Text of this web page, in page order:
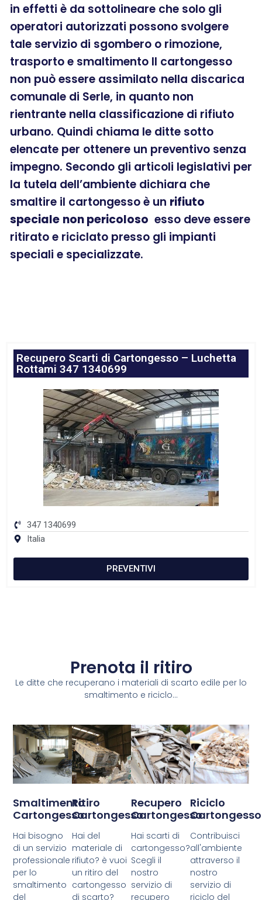
in effetti è da sottolineare che solo gli
operatori autorizzati possono svolgere
tale servizio di sgombero o rimozione,
trasporto e smaltimento Il cartongesso
non può essere assimilato nella discarica
comunale di Serle, in quanto non
rientrante nella classificazione di rifiuto
urbano. Quindi chiama le ditte sotto
elencate per ottenere un preventivo senza
impegno. Secondo gli articoli legislativi per
la tutela dell’ambiente dichiara che
smaltire il cartongesso è un rifiuto
speciale non pericoloso esso deve essere
ritirato e riciclato presso gli impianti
speciali e specializzate.
Recupero Scarti di Cartongesso – Luchetta
Rottami 347 1340699
347 1340699
Italia
PREVENTIVI
Prenota il ritiro
Le ditte che recuperano i materiali di scarto edile per lo
smaltimento e riciclo...
Smaltimento
Cartongesso
Hai bisogno
di un servizio
professionale
per lo
smaltimento
del
Ritiro
Cartongesso
Hai del
materiale di
rifiuto? è vuoi
un ritiro del
cartongesso
di scarto?
Recupero
Cartongesso
Hai scarti di
cartongesso?
Scegli il
nostro
servizio di
recupero
Riciclo
Cartongesso
Contribuisci
all'ambiente
attraverso il
nostro
servizio di
riciclo del